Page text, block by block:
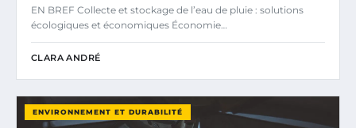
EN BREF Collecte et stockage de l’eau de pluie : solutions
écologiques et économiques Économie…
CLARA ANDRÉ
ENVIRONNEMENT ET DURABILITÉ